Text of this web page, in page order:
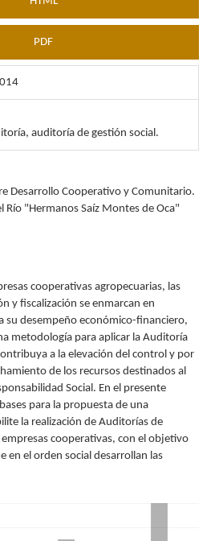
PDF
auditoría de gestión social.
Desarrollo Cooperativo y Comunitario.
Río "Hermanos Saíz Montes de Oca"
cooperativas agropecuarias, las
y fiscalización se enmarcan en
su desempeño económico-financiero,
metodología para aplicar la Auditoría
a la elevación del control y por
de los recursos destinados al
Social. En el presente
para la propuesta de una
la realización de Auditorías de
empresas cooperativas, con el objetivo
en el orden social desarrollan las